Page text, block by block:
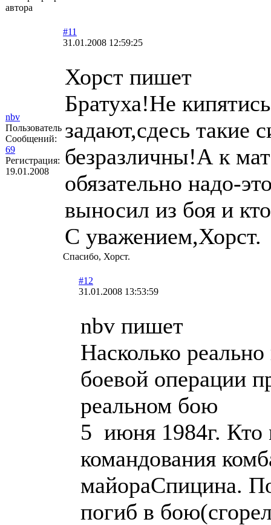
автора
nbv
Пользователь
Сообщений:
69
Регистрация:
19.01.2008
#11
31.01.2008 12:59:25
Хорст пишет
Братуха!Не
задают,сдесь такие
безразличны!А к
обязательно надо-
выносил из боя и
С уважением,Хорст.
Спасибо, Хорст.
#12
31.01.2008 13:53:59
nbv пишет
Насколько
боевой операции
реальном бою
5 июня 1984г. Кто
командования
майораСпицина.
погиб в